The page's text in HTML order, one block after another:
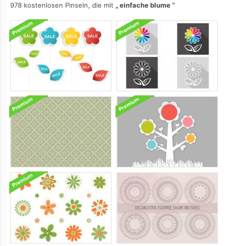
978 kostenlosen Pinseln, die mit
einfache blume